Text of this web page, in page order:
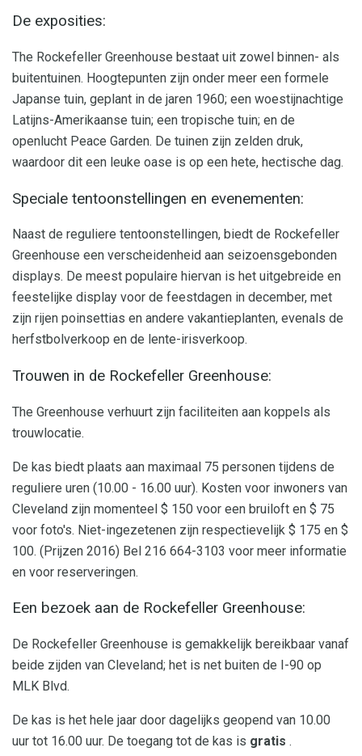
De exposities:
The Rockefeller Greenhouse bestaat uit zowel binnen- als
buitentuinen. Hoogtepunten zijn onder meer een formele
Japanse tuin, geplant in de jaren 1960; een woestijnachtige
Latijns-Amerikaanse tuin; een tropische tuin; en de
openlucht Peace Garden. De tuinen zijn zelden druk,
waardoor dit een leuke oase is op een hete, hectische dag.
Speciale tentoonstellingen en evenementen:
Naast de reguliere tentoonstellingen, biedt de Rockefeller
Greenhouse een verscheidenheid aan seizoensgebonden
displays. De meest populaire hiervan is het uitgebreide en
feestelijke display voor de feestdagen in december, met
zijn rijen poinsettias en andere vakantieplanten, evenals de
herfstbolverkoop en de lente-irisverkoop.
Trouwen in de Rockefeller Greenhouse:
The Greenhouse verhuurt zijn faciliteiten aan koppels als
trouwlocatie.
De kas biedt plaats aan maximaal 75 personen tijdens de
reguliere uren (10.00 - 16.00 uur). Kosten voor inwoners van
Cleveland zijn momenteel $ 150 voor een bruiloft en $ 75
voor foto's. Niet-ingezetenen zijn respectievelijk $ 175 en $
100. (Prijzen 2016) Bel 216 664-3103 voor meer informatie
en voor reserveringen.
Een bezoek aan de Rockefeller Greenhouse:
De Rockefeller Greenhouse is gemakkelijk bereikbaar vanaf
beide zijden van Cleveland; het is net buiten de I-90 op
MLK Blvd.
De kas is het hele jaar door dagelijks geopend van 10.00
uur tot 16.00 uur. De toegang tot de kas is gratis .